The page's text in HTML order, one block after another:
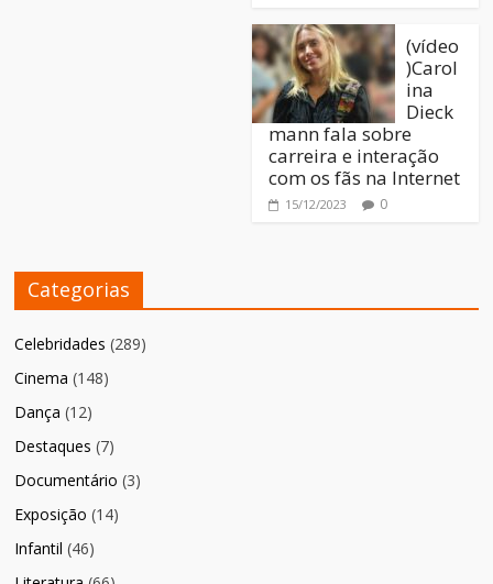
(vídeo
)Carol
ina
Dieck
mann fala sobre
carreira e interação
com os fãs na Internet
15/12/2023 0
Categorias
Celebridades (289)
Cinema (148)
Dança (12)
Destaques (7)
Documentário (3)
Exposição (14)
Infantil (46)